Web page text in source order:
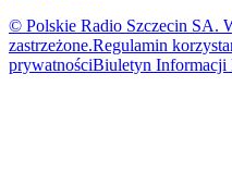
© Polskie Radio Szczecin SA.
zastrzeżone.Regulamin
prywatnościBiuletyn Informacji